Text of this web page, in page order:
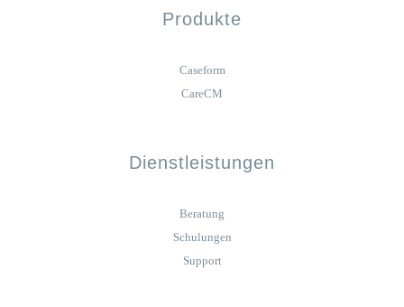
Produkte
Caseform
CareCM
Dienstleistungen
Beratung
Schulungen
Support